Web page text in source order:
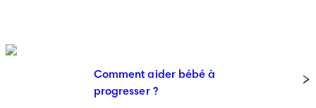
Comment aider bébé à
progresser ?